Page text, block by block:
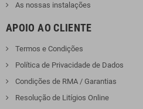
As nossas instalações
APOIO AO CLIENTE
Termos e Condições
Política de Privacidade de Dados
Condições de RMA / Garantias
Resolução de Litígios Online